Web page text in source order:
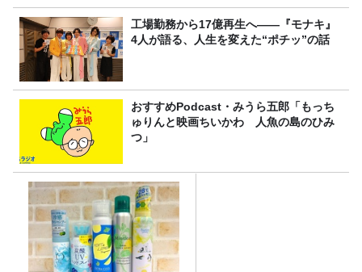
工場勤務から17億再生へ——『モナキ』
4人が語る、人生を変えた“ポチッ”の話
おすすめPodcast・みうら五郎「もっち
ゅりんと映画ちいかわ 人魚の島のひみ
つ」